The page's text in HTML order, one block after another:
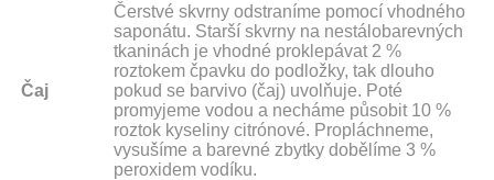
Čaj
Čerstvé skvrny odstraníme pomocí vhodného
saponátu. Starší skvrny na nestálobarevných
tkaninách je vhodné proklepávat 2 %
roztokem čpavku do podložky, tak dlouho
pokud se barvivo (čaj) uvolňuje. Poté
promyjeme vodou a necháme působit 10 %
roztok kyseliny citrónové. Propláchneme,
vysušíme a barevné zbytky dobělíme 3 %
peroxidem vodíku.